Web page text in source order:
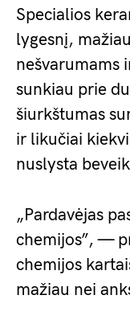
Specialios
lygesnį,
nešvarumams
sunkiau prie
šiurkštumas
ir likučiai
nuslysta
„Pardavėjas
chemijos”, —
chemijos
mažiau nei